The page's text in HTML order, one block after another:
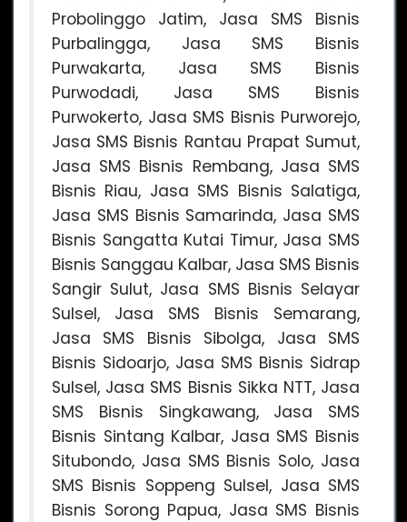
Probolinggo Jatim, Jasa SMS Bisnis
Purbalingga, Jasa SMS Bisnis
Purwakarta, Jasa SMS Bisnis
Purwodadi, Jasa SMS Bisnis
Purwokerto, Jasa SMS Bisnis Purworejo,
Jasa SMS Bisnis Rantau Prapat Sumut,
Jasa SMS Bisnis Rembang, Jasa SMS
Bisnis Riau, Jasa SMS Bisnis Salatiga,
Jasa SMS Bisnis Samarinda, Jasa SMS
Bisnis Sangatta Kutai Timur, Jasa SMS
Bisnis Sanggau Kalbar, Jasa SMS Bisnis
Sangir Sulut, Jasa SMS Bisnis Selayar
Sulsel, Jasa SMS Bisnis Semarang,
Jasa SMS Bisnis Sibolga, Jasa SMS
Bisnis Sidoarjo, Jasa SMS Bisnis Sidrap
Sulsel, Jasa SMS Bisnis Sikka NTT, Jasa
SMS Bisnis Singkawang, Jasa SMS
Bisnis Sintang Kalbar, Jasa SMS Bisnis
Situbondo, Jasa SMS Bisnis Solo, Jasa
SMS Bisnis Soppeng Sulsel, Jasa SMS
Bisnis Sorong Papua, Jasa SMS Bisnis